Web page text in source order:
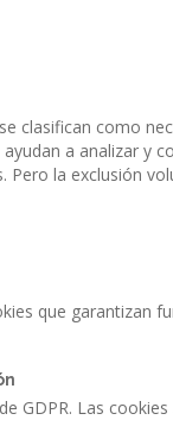
clasifican como
a analizar y
la exclusión
que garantizan
Las